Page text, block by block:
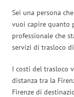
Sei una persona
vuoi capire quanto
professionale che
servizi di trasloco
I costi del trasloco
distanza tra la
Firenze di